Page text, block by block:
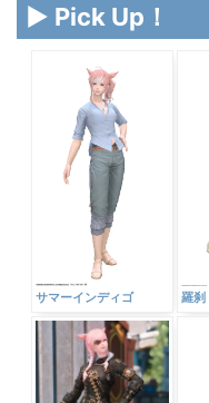
▶ Pick Up！
サマーインディゴ 羅刹